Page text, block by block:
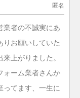
匿名
業者の不誠実にあ
りお願いしていた
上がりました。
ォーム業者さんか
ってます、一生に